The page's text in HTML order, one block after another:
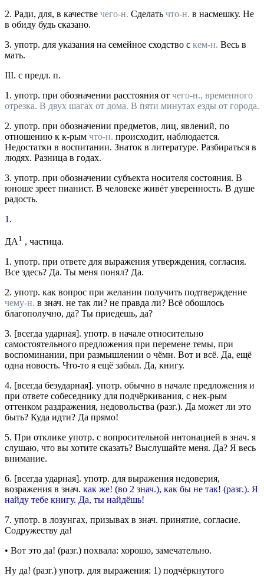
2. Ради, для, в качестве чего-н. Сделать что-н. в насмешку. Не
в обиду будь сказано.
3. употр. для указания на семейное сходство с кем-н. Весь в
мать.
III. с предл. п.
1. употр. при обозначении расстояния от чего-н., временного
отрезка. В двух шагах от дома. В пяти минутах езды от города.
2. употр. при обозначении предметов, лиц, явлений, по
отношению к к-рым что-н. происходит, наблюдается.
Недостатки в воспитании. Знаток в литературе. Разбираться в
людях. Разница в годах.
3. употр. при обозначении субъекта носителя состояния. В
юноше зреет пианист. В человеке живёт уверенность. В душе
радость.
1.
ДА 1 , частица.
1. употр. при ответе для выражения утверждения, согласия.
Все здесь? Да. Ты меня понял? Да.
2. употр. как вопрос при желании получить подтверждение
чему-н. в знач. не так ли? не правда ли? Всё обошлось
благополучно, да? Ты приедешь, да?
3. [всегда ударная]. употр. в начале относительно
самостоятельного предложения при перемене темы, при
воспоминании, при размышлении о чёмн. Вот и всё. Да, ещё
одна новость. Что-то я ещё забыл. Да, книгу.
4. [всегда безударная]. употр. обычно в начале предложения и
при ответе собеседнику для подчёркивания, с нек-рым
оттенком раздражения, недовольства (разг.). Да может ли это
быть? Куда идти? Да прямо!
5. При отклике употр. с вопросительной интонацией в знач. я
слушаю, что вы хотите сказать? Выслушайте меня. Да? Я весь
внимание.
6. [всегда ударная]. употр. для выражения недоверия,
возражения в знач. как же! (во 2 знач.), как бы не так! (разг.). Я
найду тебе книгу. Да, ты найдёшь!
7. употр. в лозунгах, призывах в знач. принятие, согласие.
Содружеству да!
• Вот это да! (разг.) похвала: хорошо, замечательно.
Ну да! (разг.) употр. для выражения: 1) подчёркнутого